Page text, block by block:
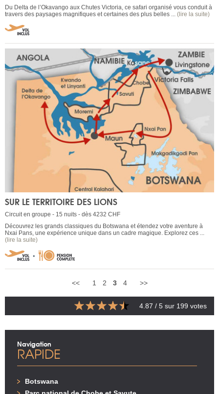
Du Delta de l’Okavango aux Chutes Victoria, ce safari organisé vous conduit à
travers des paysages magnifiques et certaines des plus belles ... (lire la suite)
SUR LE TERRITOIRE DES LIONS
Circuit en groupe - 15 nuits - dès 4232 CHF
Découvrez les grands classiques du Botswana et étendez votre aventure à
Nxai Pans, une expérience unique dans un cadre magique. Explorez ces ...
(lire la suite)
<< 1 2 3 4 >>
4.87 / 5 sur 199 votes
Navigation
RAPIDE
Botswana